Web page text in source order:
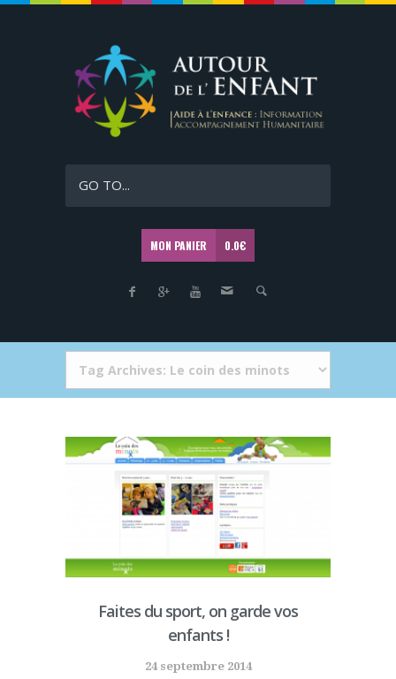
GO TO...
MON PANIER 0.0€
Faites du sport, on garde vos
enfants !
24 septembre 2014